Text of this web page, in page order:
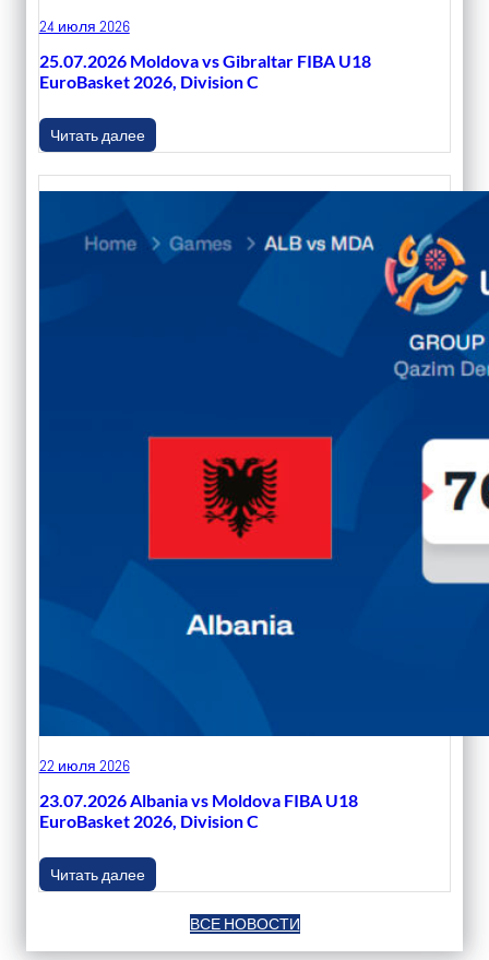
24 июля 2026
25.07.2026 Moldova vs Gibraltar FIBA U18
EuroBasket 2026, Division C
Читать далее
22 июля 2026
23.07.2026 Albania vs Moldova FIBA U18
EuroBasket 2026, Division C
Читать далее
ВСЕ НОВОСТИ